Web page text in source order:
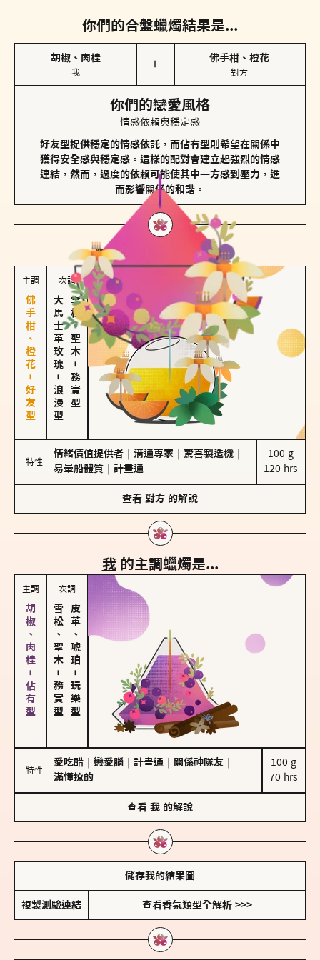
你們的合盤蠟燭結果是...
胡椒、肉桂
我
＋
佛手柑、橙花
對方
你們的戀愛風格
情感依賴與穩定感
好友型提供穩定的情感依託，而佔有型則希望在關係中
獲得安全感與穩定感。這樣的配對會建立起強烈的情感
連結，然而，過度的依賴可能使其中一方感到壓力，進
而影響關係的和諧。
對方的主調蠟燭是...
主調
佛手柑、橙花－好友型
次調
大馬士革玫瑰
－
浪漫型
雪松、聖木
－
務實型
特性
情緒價值提供者 溝通專家 驚喜製造機
易暈船體質
計畫通
100 g
120 hrs
查看 對方 的解說
我 的主調蠟燭是...
主調
胡椒、肉桂－佔有型
次調
雪松、聖木
－
務實型
皮革、琥珀
－
玩樂型
特性
愛吃醋 戀愛腦 計畫通 關係神隊友
滿懂撩的
100 g
70 hrs
查看 我 的解說
儲存我的結果圖
複製測驗連結 查看香氛類型全解析 >>>